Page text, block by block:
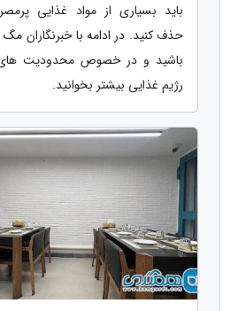
باید بسیاری از مواد غذایی
حذف کنید. در ادامه با خبرنگاران مگ
باشید و در خصوص محدودیت
رژیم غذایی بیشتر بخوانید.